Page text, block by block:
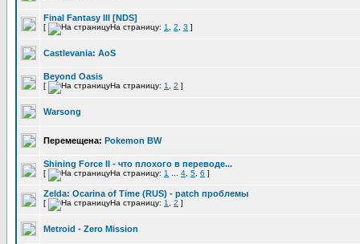
Final Fantasy III [NDS]
[ На страницу: 1 2 3 ]
Castlevania: AoS
Beyond Oasis
[ На страницу: 1 2 ]
Warsong
Перемещена: Pokemon BW
Shining Force II - что плохого в переводе...
[ На страницу: 1 4 5 6 ]
Zelda: Ocarina of Time (RUS) - patch проблемы
[ На страницу: 1 2 ]
Metroid - Zero Mission